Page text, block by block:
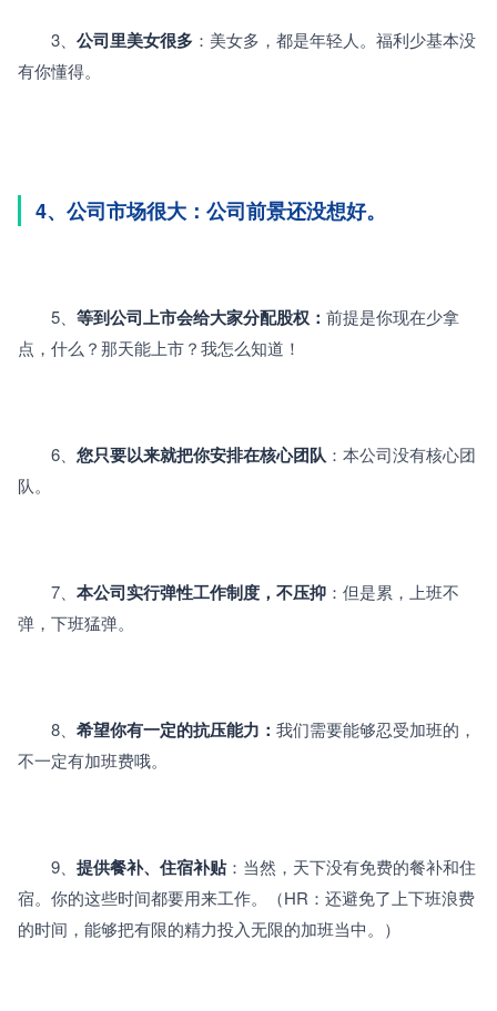
3、 公司里美女很多 ：美女多，都是年轻人。福利少基本没
有你懂得。
4、公司市场很大：公司前景还没想好。
5、 等到公司上市会给大家分配股权： 前提是你现在少拿
点，什么？那天能上市？我怎么知道！
6、 您只要以来就把你安排在核心团队 ：本公司没有核心团
队。
7、 本公司实行弹性工作制度，不压抑 ：但是累，上班不
弹，下班猛弹。
8、 希望你有一定的抗压能力： 我们需要能够忍受加班的，
不一定有加班费哦。
9、 提供餐补、住宿补贴：当然，天下没有免费的餐补和住
宿。你的这些时间都要用来工作。（HR：还避免了上下班浪费
的时间，能够把有限的精力投入无限的加班当中。）